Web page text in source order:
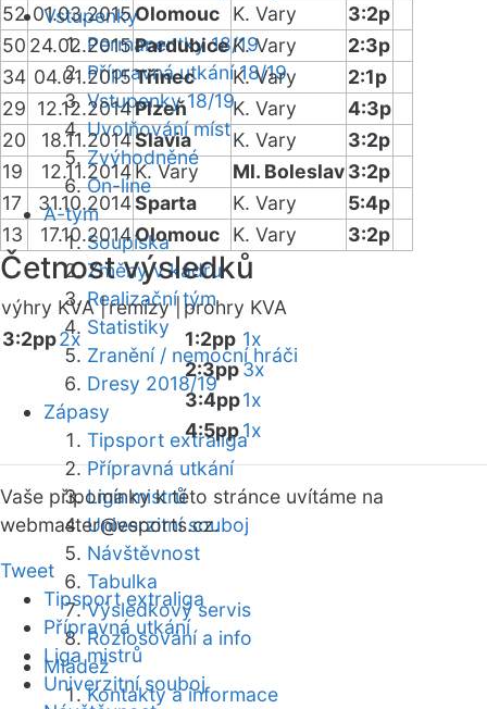
Vstupenky
Permanentky 18/19
Přípravná utkání 18/19
Vstupenky 18/19
Uvolňování míst
Zvýhodněné
On-line
A-tým
Soupiska
Změny v kádru
Realizační tým
Statistiky
Zranění / nemocní hráči
Dresy 2018/19
Zápasy
Tipsport extraliga
Přípravná utkání
Liga mistrů
Univerzitní souboj
Návštěvnost
Tabulka
Výsledkový servis
Rozlosování a info
Mládež
Kontakty a informace
52 01.03.2015Olomouc K. Vary
3:2p
50 24.02.2015PardubiceK. Vary
2:3p
34 04.01.2015Třinec K. Vary
2:1p
29 12.12.2014Plzeň K. Vary
4:3p
20
18.11.2014Slavia K. Vary
3:2p
19
12.11.2014K. Vary Ml. Boleslav3:2p
17
31.10.2014Sparta K. Vary
5:4p
13
17.10.2014Olomouc K. Vary 3:2p
Četnost výsledků
výhry KVA |remízy | prohry KVA
3:2pp2x 1:2pp 1x
2:3pp3x
3:4pp1x
4:5pp1x
Vaše připomínky k této stránce uvítáme na
webmaster@esports.cz.
Tweet
Tipsport extraliga
Přípravná utkání
Liga mistrů
Univerzitní souboj